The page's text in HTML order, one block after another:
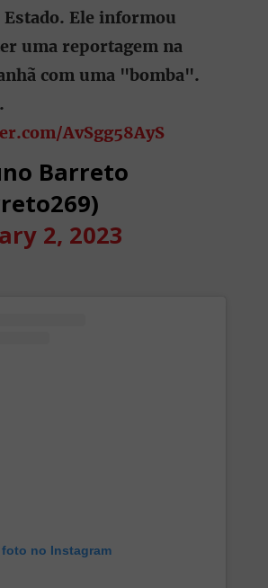
Estado. Ele informou
uma reportagem na
com uma "bomba".
AvSgg58AyS
Barreto
2, 2023
foto no Instagram